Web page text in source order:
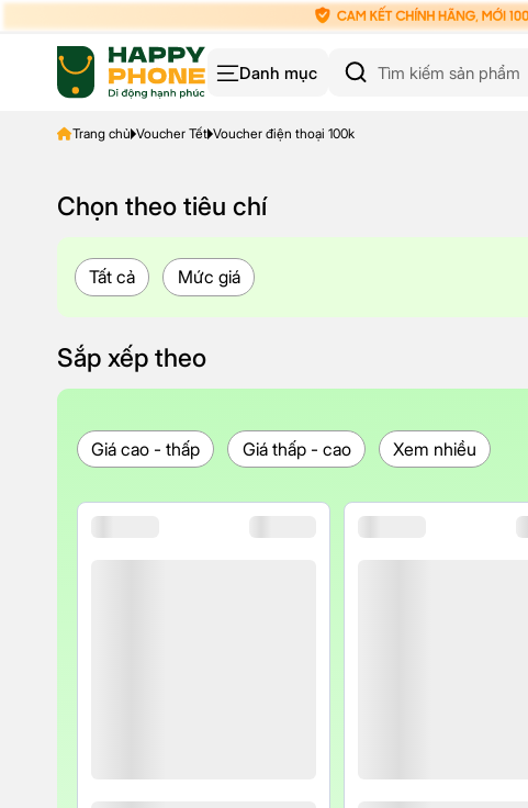
Danh mục
Trang chủ Voucher Tết Voucher điện thoại 100k
Chọn theo tiêu chí
Tất cả Mức giá
Sắp xếp theo
Giá cao - thấp Giá thấp - cao Xem nhiều